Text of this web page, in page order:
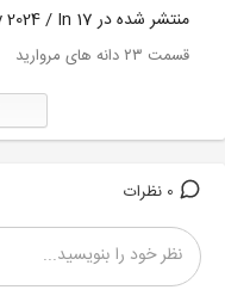
منتشر شده در 17 Nov 2024 / In
قسمت ۲۳ دانه های مروارید